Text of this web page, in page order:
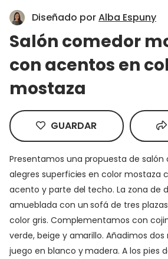
Diseñado porAlba Espuny
Salón comedor
con acentos en
mostaza
GUARDAR
Presentamos una propuesta de
alegres superficies en color mostaza
acento y parte del techo. La zona de
amueblada con un sofá de tres
color gris. Complementamos con
verde, beige y amarillo. Añadimos
juego en blanco y madera. A los pies